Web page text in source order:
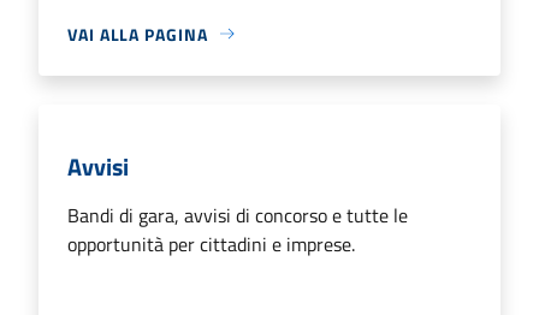
VAI ALLA PAGINA
Avvisi
Bandi di gara, avvisi di concorso e tutte le
opportunità per cittadini e imprese.